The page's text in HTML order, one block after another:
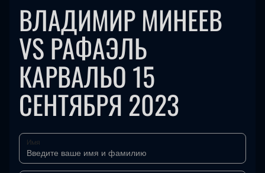
ВЛАДИМИР МИНЕЕВ
VS РАФАЭЛЬ
КАРВАЛЬО 15
СЕНТЯБРЯ 2023
Имя